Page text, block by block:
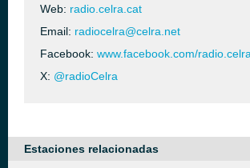
Web: radio.celra.cat
Email: radiocelra@celra.net
Facebook: www.facebook.com/
X: @radioCelra
Estaciones relacionadas